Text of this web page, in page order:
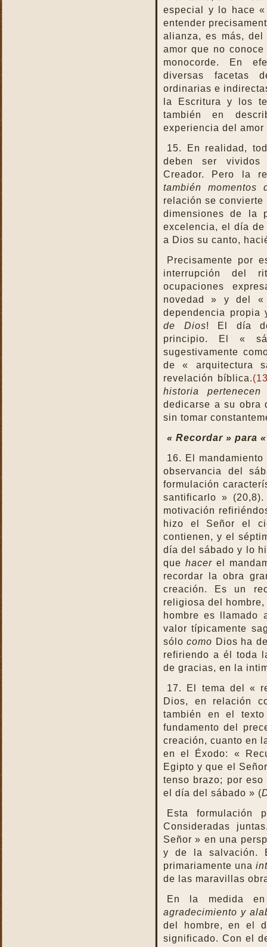
especial y lo hace
entender
alianza, es más,
amor que no
monocorde. En
diversas facetas
ordinarias e
la Escritura y los
también en
experiencia del
15. En realidad,
deben ser vividos
Creador. Pero la
también momentos
relación se
dimensiones de la
excelencia, el día
a Dios su canto,
Precisamente por
interrupción del
ocupaciones
novedad » y del «
dependencia propia
de Dios! El día
principio. El «
sugestivamente
de « arquitectura
revelación bíblica.
historia
dedicarse a su obra
sin tomar
« Recordar » para
16. El
observancia del
formulación
santificarlo »
motivación
hizo el Señor el
contienen, y el
día del sábado y lo
que hacerel
recordar la obra
creación. Es un
religiosa del
hombre es llamado
valor típicamente
sólocomo Dios ha
refiriendo a él toda
de gracias, en la
17. El tema del «
Dios, en relación
también en el
fundamento del
creación, cuanto en
en el Éxodo: «
Egipto y que el
tenso brazo; por
el día del sábado » (
Esta formulación
Consideradas
Señor » en una
y de la salvación.
primariamente una
de las maravillas
En la medida
agradecimiento y
del hombre, en el
significado. Con el